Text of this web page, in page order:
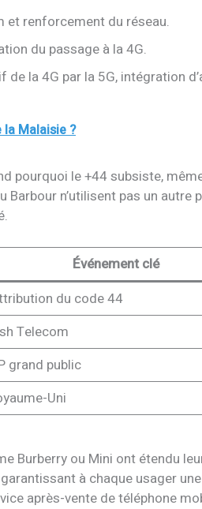
et renforcement du réseau.
du passage à la 4G.
la 4G par la 5G, intégration
la Malaisie ?
pourquoi le +44 subsiste,
Barbour n’utilisent pas un autre
Événement clé
du code 44
Telecom
grand public
Uni
Burberry ou Mini ont étendu
à chaque usager
après-vente de téléphone